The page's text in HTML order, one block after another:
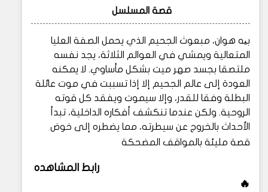
قصة المسلسل
بیه هوان، مبعوث الجحيم الذي يحمل الصفة العليا
المتعالية ويمشي في العوالم الثلاثة، يجد نفسه
ملتصقا بجسد صهر ميت بشكل مأساوي. لا يمكنه
العودة إلى عالم الجحيم إلا إذا تسببت في موت عائلة
البطلة وفقا للقدر، وإلا سيموت ويفقد كل قوته
الروحية. ولكن عندما تنكشف أفكاره الداخلية، تبدأ
الأحداث بالخروج عن سيطرته، مما يضطره إلى خوض
قصة مليئة بالمواقف المضحكة
رابط المشاهده
🔥